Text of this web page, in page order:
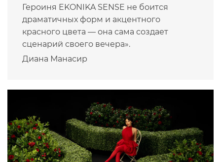
Героиня EKONIKA SENSE не боится
драматичных форм и акцентного
красного цвета — она сама создает
сценарий своего вечера».
Диана Манасир